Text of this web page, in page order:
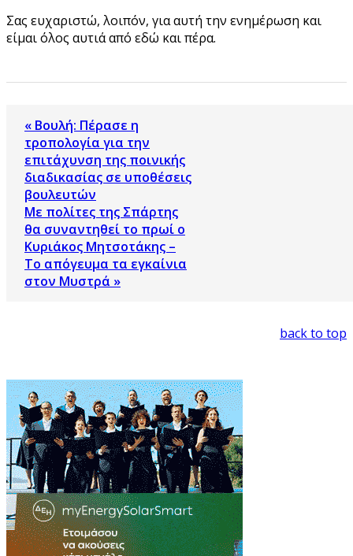
Σας ευχαριστώ, λοιπόν, για αυτή την ενημέρωση και
είμαι όλος αυτιά από εδώ και πέρα.
« Βουλή: Πέρασε η
τροπολογία για την
επιτάχυνση της ποινικής
διαδικασίας σε υποθέσεις
βουλευτών
Με πολίτες της Σπάρτης
θα συναντηθεί το πρωί ο
Κυριάκος Μητσοτάκης –
Το απόγευμα τα εγκαίνια
στον Μυστρά »
back to top